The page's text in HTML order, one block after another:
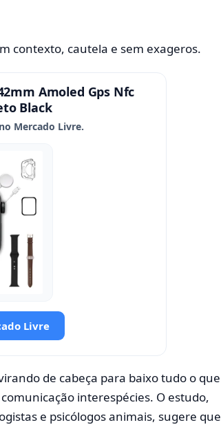
contexto, cautela e sem exageros.
Amoled Gps Nfc
Black
Mercado Livre.
Livre
de cabeça para baixo tudo o que
interespécies. O estudo,
e psicólogos animais, sugere que